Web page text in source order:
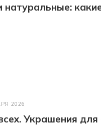
2026
Украшения